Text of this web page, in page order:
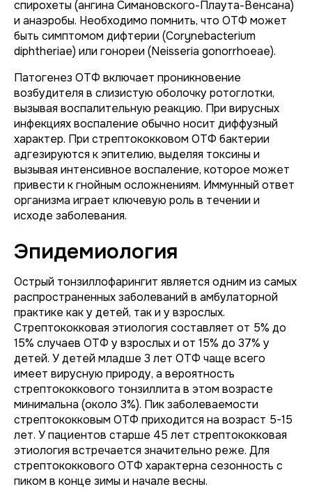
спирохеты (ангина Симановского-Плаута-Венсана)
и анаэробы. Необходимо помнить, что ОТФ может
быть симптомом дифтерии (Corynebacterium
diphtheriae) или гонореи (Neisseria gonorrhoeae).
Патогенез ОТФ включает проникновение
возбудителя в слизистую оболочку ротоглотки,
вызывая воспалительную реакцию. При вирусных
инфекциях воспаление обычно носит диффузный
характер. При стрептококковом ОТФ бактерии
адгезируются к эпителию, выделяя токсины и
вызывая интенсивное воспаление, которое может
привести к гнойным осложнениям. Иммунный ответ
организма играет ключевую роль в течении и
исходе заболевания.
Эпидемиология
Острый тонзиллофарингит является одним из самых
распространенных заболеваний в амбулаторной
практике как у детей, так и у взрослых.
Стрептококковая этиология составляет от 5% до
15% случаев ОТФ у взрослых и от 15% до 37% у
детей. У детей младше 3 лет ОТФ чаще всего
имеет вирусную природу, а вероятность
стрептококкового тонзиллита в этом возрасте
минимальна (около 3%). Пик заболеваемости
стрептококковым ОТФ приходится на возраст 5-15
лет. У пациентов старше 45 лет стрептококковая
этиология встречается значительно реже. Для
стрептококкового ОТФ характерна сезонность с
пиком в конце зимы и начале весны.